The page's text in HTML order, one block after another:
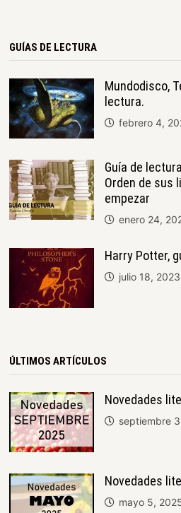
GUÍAS DE LECTURA
Mundodisco,
lectura.
febrero 4,
Guía de
Orden de sus
empezar
enero 24,
Harry Potter,
julio 18, 2023
ÚLTIMOS ARTÍCULOS
Novedades
septiembre
Novedades
mayo 5,